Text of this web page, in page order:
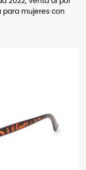
mujeres con